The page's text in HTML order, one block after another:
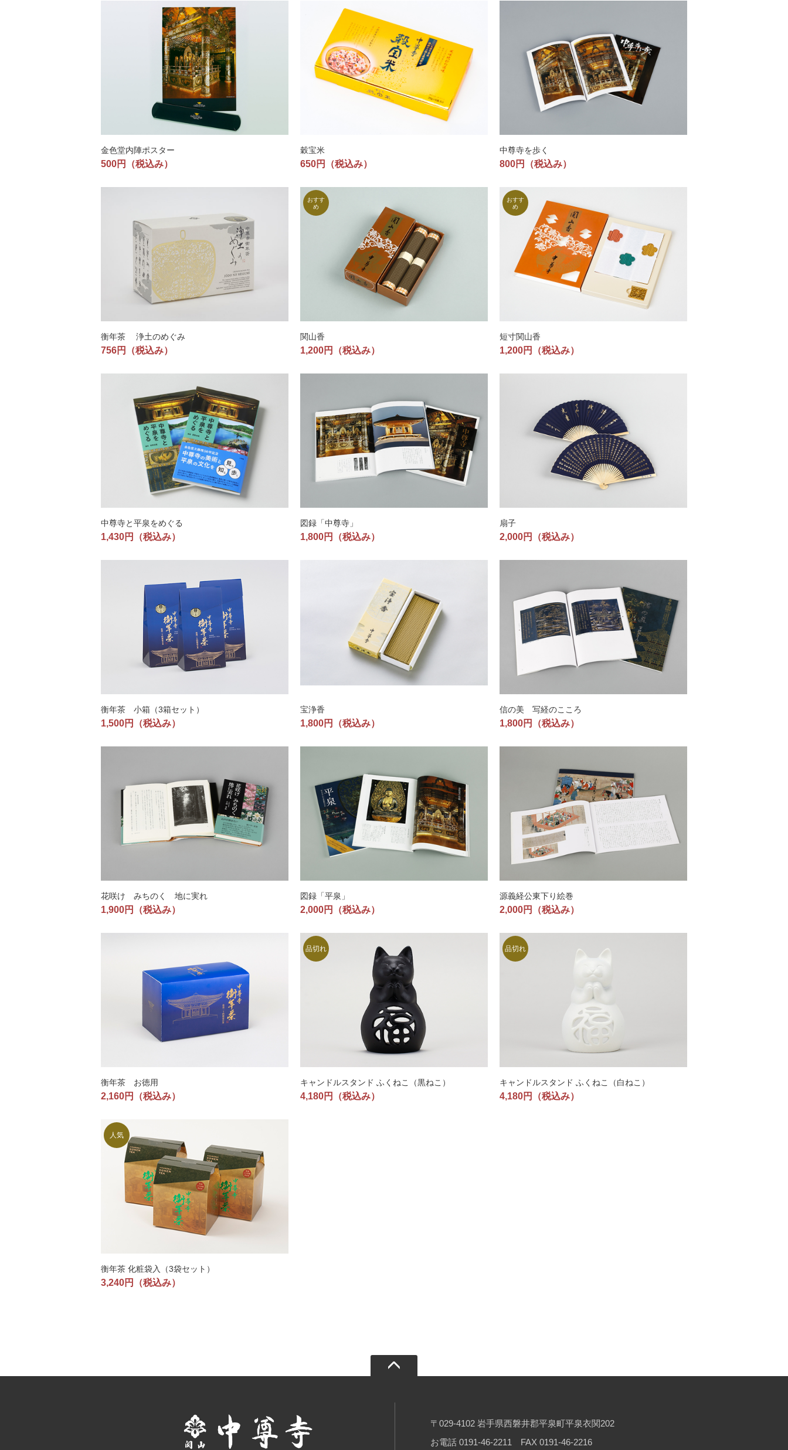
金色堂内陣ポスター
500円 （税込み）
穀宝米
650円 （税込み）
中尊寺を歩く
800円 （税込み）
衡年茶 浄土のめぐみ
756円 （税込み）
関山香
1,200円 （税込み）
短寸関山香
1,200円 （税込み）
中尊寺と平泉をめぐる
1,430円 （税込み）
図録「中尊寺」
1,800円 （税込み）
扇子
2,000円 （税込み）
衡年茶 小箱（3箱セット）
1,500円 （税込み）
宝浄香
1,800円 （税込み）
信の美 写経のこころ
1,800円 （税込み）
花咲け みちのく 地に実れ
1,900円 （税込み）
図録「平泉」
2,000円 （税込み）
源義経公東下り絵巻
2,000円 （税込み）
衡年茶 お徳用
2,160円 （税込み）
キャンドルスタンド ふくねこ（黒ねこ）
4,180円 （税込み）
キャンドルスタンド ふくねこ（白ねこ）
4,180円 （税込み）
衡年茶 化粧袋入（3袋セット）
3,240円 （税込み）
〒029-4102 岩手県西磐井郡平泉町平泉衣関202
お電話 0191-46-2211 FAX 0191-46-2216